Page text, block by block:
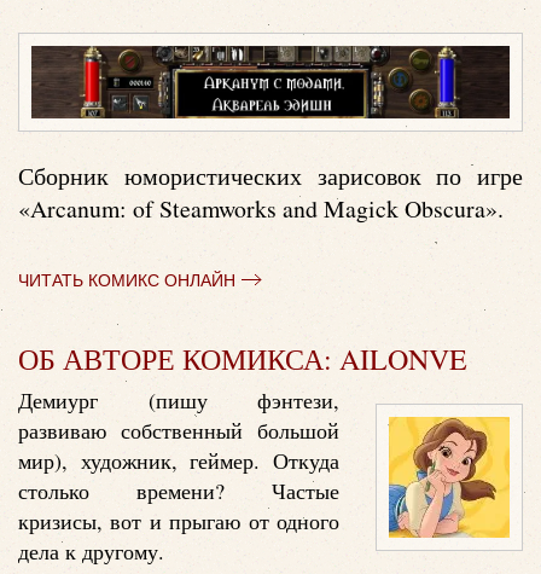
Сборник юмористических зарисовок по игре
«Arcanum: of Steamworks and Magick Obscura».
ЧИТАТЬ КОМИКС ОНЛАЙН
ОБ АВТОРЕ КОМИКСА: AILONVE
Демиург (пишу фэнтези,
развиваю собственный большой
мир), художник, геймер. Откуда
столько времени? Частые
кризисы, вот и прыгаю от одного
дела к другому.